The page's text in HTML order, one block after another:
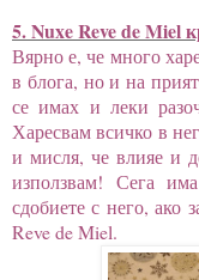
5. Nuxe Reve de Miel
Вярно е, че много
в блога, но и на
се имах и леки
Харесвам всичко в
и мисля, че влияе и
използвам! Сега
сдобиете с него, ако
Reve de Miel.